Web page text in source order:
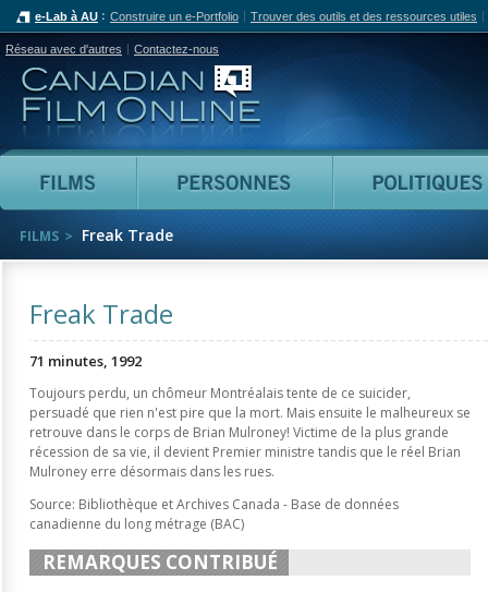
e-Lab à AU Construire un e-Portfolio Trouver des outils et des ressources utiles
Réseau avec d'autres Contactez-nous
Canadian Film Online
Films Personnes
FILMS Freak Trade
Freak Trade
71 minutes, 1992
Toujours perdu, un chômeur Montréalais tente de ce suicider,
persuadé que rien n'est pire que la mort. Mais ensuite le malheureux se
retrouve dans le corps de Brian Mulroney! Victime de la plus grande
récession de sa vie, il devient Premier ministre tandis que le réel Brian
Mulroney erre désormais dans les rues.
Source: Bibliothèque et Archives Canada - Base de données
canadienne du long métrage (BAC)
REMARQUES CONTRIBUÉ